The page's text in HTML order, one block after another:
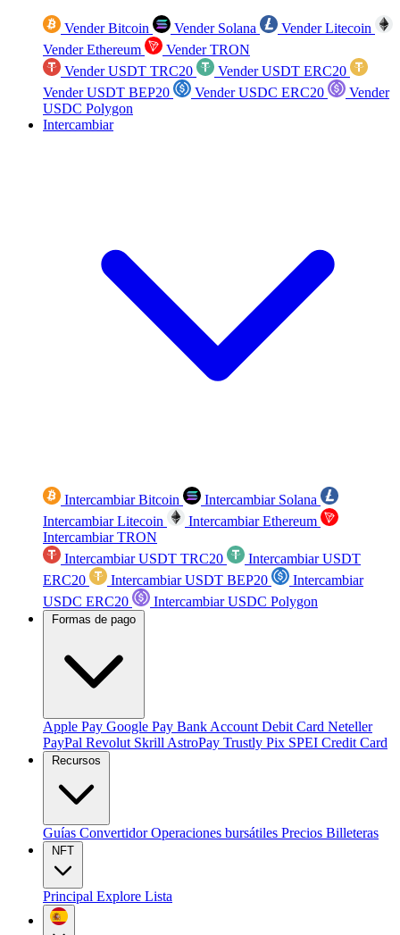
Vender Bitcoin Vender Solana
Vender Litecoin
Vender Ethereum
Vender TRON
Vender USDT TRC20
Vender USDT ERC20
Vender USDT BEP20
Vender USDC ERC20
Vender
USDC Polygon
Intercambiar
Intercambiar Bitcoin
Intercambiar Solana
Intercambiar Litecoin
Intercambiar Ethereum
Intercambiar TRON
Intercambiar USDT TRC20
Intercambiar USDT
ERC20
Intercambiar USDT BEP20
Intercambiar
USDC ERC20
Intercambiar USDC Polygon
Formas de pago
Apple Pay Google Pay Bank Account Debit Card Neteller
PayPal Revolut Skrill AstroPay Trustly Pix SPEI Credit Card
Recursos
Guías ConvertidorOperaciones bursátiles Precios Billeteras
NFT
Principal Explore Lista